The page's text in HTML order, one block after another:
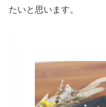
たいと思います。